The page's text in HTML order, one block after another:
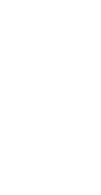
no cancro da
doentes não
e